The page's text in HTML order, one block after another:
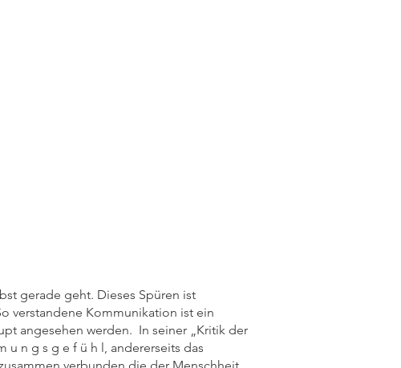
gerade geht. Dieses Spüren ist
verstandene Kommunikation ist ein
angesehen werden. In seiner „Kritik der
u n g s g e f ü h l, andererseits das